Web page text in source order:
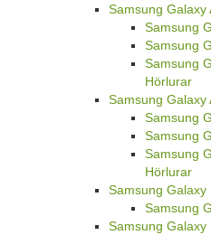
Samsung Galaxy
Samsung
Samsung
Samsung
Hörlurar
Samsung Galaxy
Samsung
Samsung
Samsung
Hörlurar
Samsung Galaxy
Samsung
Samsung Galaxy